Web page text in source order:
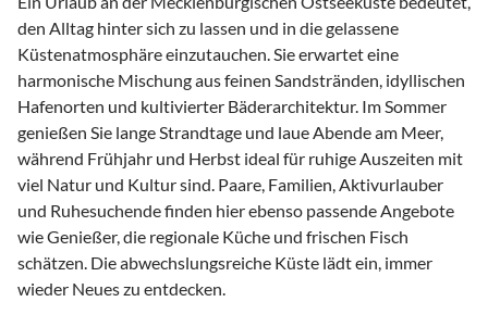
den Alltag hinter sich zu lassen und in die gelassene
Küstenatmosphäre einzutauchen. Sie erwartet eine
harmonische Mischung aus feinen Sandstränden, idyllischen
Hafenorten und kultivierter Bäderarchitektur. Im Sommer
genießen Sie lange Strandtage und laue Abende am Meer,
während Frühjahr und Herbst ideal für ruhige Auszeiten mit
viel Natur und Kultur sind. Paare, Familien, Aktivurlauber
und Ruhesuchende finden hier ebenso passende Angebote
wie Genießer, die regionale Küche und frischen Fisch
schätzen. Die abwechslungsreiche Küste lädt ein, immer
wieder Neues zu entdecken.